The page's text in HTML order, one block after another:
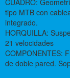
CUADRO:
tipo MTB con
integrado.
HORQUILLA:
21 velocidades
COMPONENTES:
de doble pared.